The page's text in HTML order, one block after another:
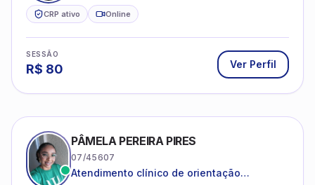
CRP ativo Online
SESSÃO
R$ 80 Ver Perfil
PÂMELA PEREIRA PIRES
07/45607
Atendimento clínico de orientação